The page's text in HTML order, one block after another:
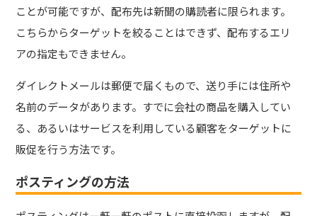
ことが可能ですが、配布先は新聞の購読者に限られます。
こちらからターゲットを絞ることはできず、配布するエリ
アの指定もできません。
ダイレクトメールは郵便で届くもので、送り手には住所や
名前のデータがあります。すでに会社の商品を購入してい
る、あるいはサービスを利用している顧客をターゲットに
販促を行う方法です。
ポスティングの方法